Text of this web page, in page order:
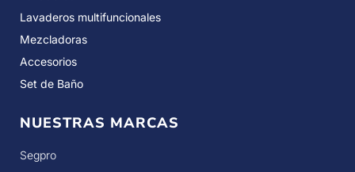
Lavaderos multifuncionales
Mezcladoras
Accesorios
Set de Baño
NUESTRAS MARCAS
Segpro